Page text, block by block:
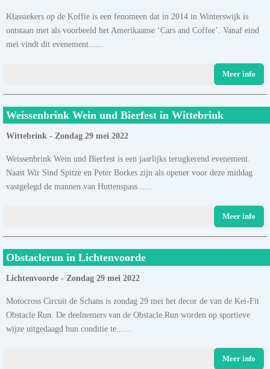
Klassiekers op de Koffie is een fenomeen dat in 2014 in Winterswijk is
ontstaan met als voorbeeld het Amerikaanse ‘Cars and Coffee’. Vanaf eind
mei vindt dit evenement......
Meer info
Weissenbrink Wein und Bierfest in Wittebrink
Wittebrink - Zondag 29 mei 2022
Weissenbrink Wein und Bierfest is een jaarlijks terugkerend evenement.
Naast Wir Sind Spitze en Peter Borkes zijn als opener voor deze middag
vastgelegd de mannen van Huttenspass......
Meer info
Obstaclerun in Lichtenvoorde
Lichtenvoorde - Zondag 29 mei 2022
Motocross Circuit de Schans is zondag 29 mei het decor de van de Kei-Fit
Obstacle Run. De deelnemers van de Obstacle Run worden op sportieve
wijze uitgedaagd hun conditie te......
Meer info